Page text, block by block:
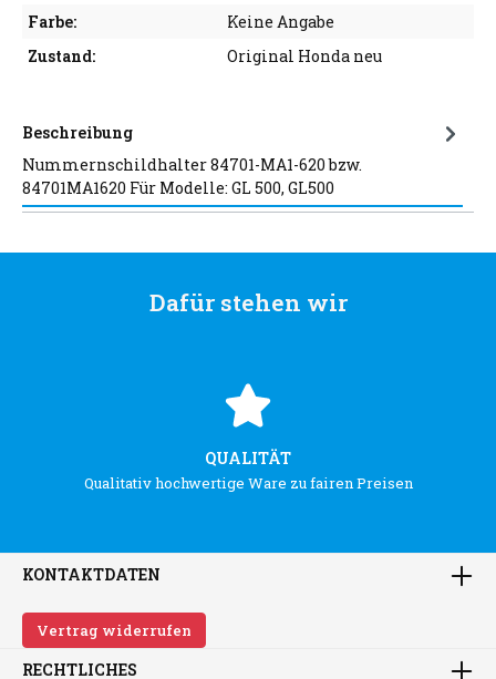
Farbe:
Keine Angabe
Zustand:
Original Honda neu
Beschreibung
Nummernschildhalter 84701-MA1-620 bzw.
84701MA1620 Für Modelle: GL 500, GL500
Dafür stehen wir
QUALITÄT
Qualitativ hochwertige Ware zu fairen Preisen
KONTAKTDATEN
Vertrag widerrufen
RECHTLICHES